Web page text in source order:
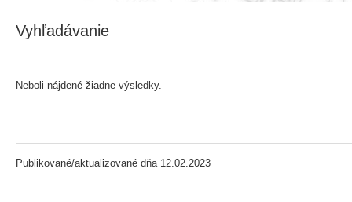
Vyhľadávanie
Neboli nájdené žiadne výsledky.
Publikované/aktualizované dňa 12.02.2023